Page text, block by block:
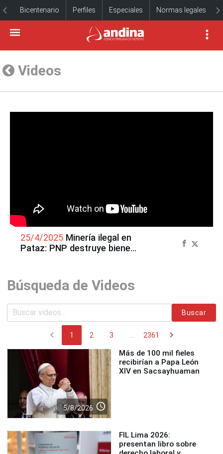
Bicentenario Perfiles Especiales Normas legales
Videos
25/4/2025 Minería ilegal en
Pataz: PNP destruye bienes
Búsqueda de Videos
Buscar
chevron_left 1 2 3 2361 chevron_right
5/8/2026 access_time
Más de 100 mil fieles
recibirían a Papa León
XIV en Sacsayhuaman
FIL Lima 2026:
presentan libro sobre